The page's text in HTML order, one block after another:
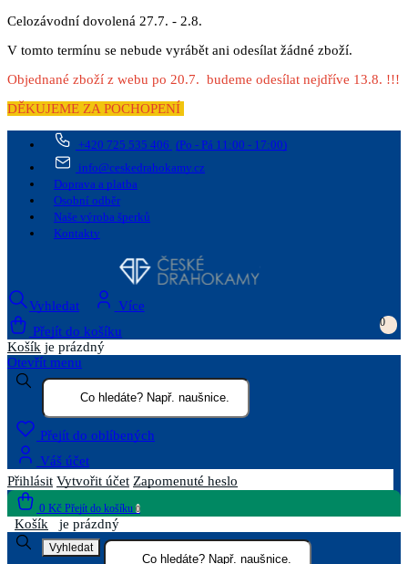
Celozávodní dovolená 27.7. - 2.8.
V tomto termínu se nebude vyrábět ani odesílat žádné zboží.
Objednané zboží z webu po 20.7. budeme odesílat nejdříve 13.8. !!!
DĚKUJEME ZA POCHOPENÍ
+420 725 535 406 (Po - Pá 11:00 - 17:00)
info@ceskedrahokamy.cz
Doprava a platba
Osobní odběr
Naše výroba šperků
Kontakty
Vyhledat
Více
Přejít do košíku
0
Košík je prázdný
Otevřít menu
Přejít do oblíbených
Váš účet
Přihlásit Vytvořit účet Zapomenuté heslo
0 Kč Přejít do košíku 0
Košík je prázdný
Vyhledat